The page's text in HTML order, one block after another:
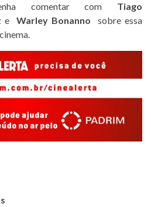
comentar com Tiago
e Warley Bonanno
sobre essa